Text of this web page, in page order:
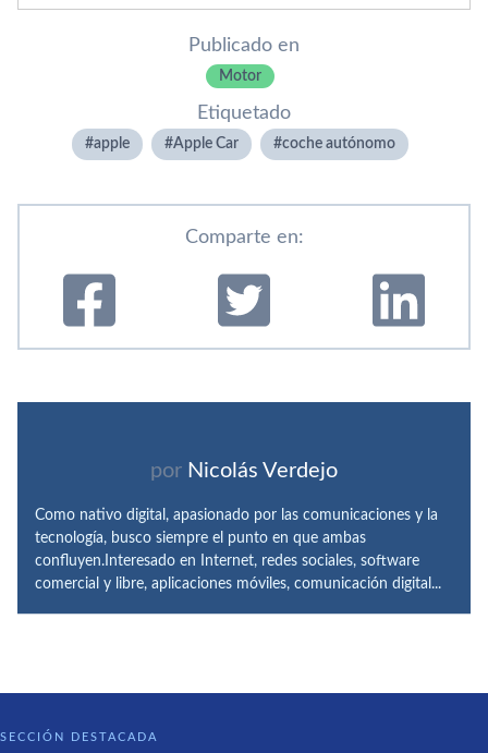
Publicado en
Motor
Etiquetado
apple Apple Car coche autónomo
Comparte en:
por Nicolás Verdejo
Como nativo digital, apasionado por las comunicaciones y la
tecnología, busco siempre el punto en que ambas
confluyen.Interesado en Internet, redes sociales, software
comercial y libre, aplicaciones móviles, comunicación digital...
SECCIÓN DESTACADA